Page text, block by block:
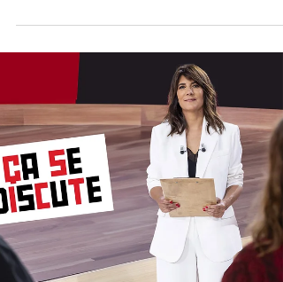
Médiamétrie pour la période avril-juin 2026 met
station NRJ. Entre la redéfinition des flux de fin
soirée, incarnés par le « Super Show », et
l'optimisation des tranches diurnes, la direction
cherche à stabiliser sa marque sur l'ensemble de
ses supports de diffusion. NRJ.FR Évolution des
audiences et repositionnement du « Super
Les récents résultats d'audience p